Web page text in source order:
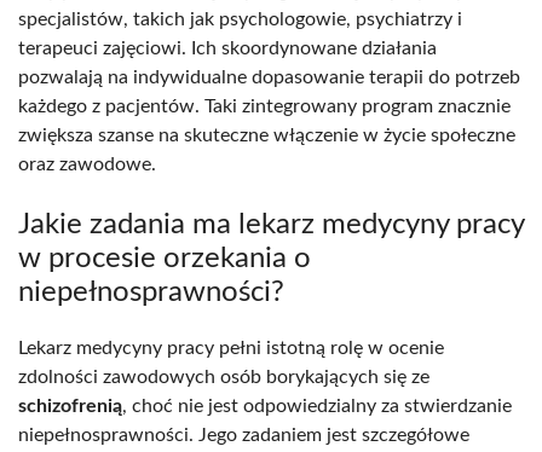
specjalistów, takich jak psychologowie, psychiatrzy i
terapeuci zajęciowi. Ich skoordynowane działania
pozwalają na indywidualne dopasowanie terapii do potrzeb
każdego z pacjentów. Taki zintegrowany program znacznie
zwiększa szanse na skuteczne włączenie w życie społeczne
oraz zawodowe.
Jakie zadania ma lekarz medycyny pracy
w procesie orzekania o
niepełnosprawności?
Lekarz medycyny pracy pełni istotną rolę w ocenie
zdolności zawodowych osób borykających się ze
schizofrenią, choć nie jest odpowiedzialny za stwierdzanie
niepełnosprawności. Jego zadaniem jest szczegółowe